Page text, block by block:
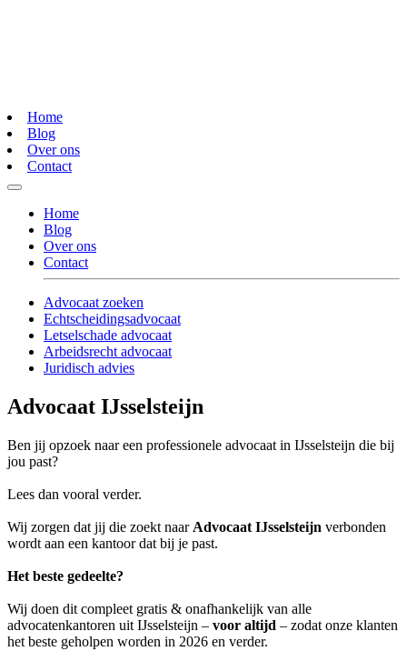
Home
Blog
Over ons
Contact
Home
Blog
Over ons
Contact
Advocaat zoeken
Echtscheidingsadvocaat
Letselschade advocaat
Arbeidsrecht advocaat
Juridisch advies
Advocaat IJsselsteijn
Ben jij opzoek naar een professionele advocaat in IJsselsteijn die bij
jou past?
Lees dan vooral verder.
Wij zorgen dat jij die zoekt naar Advocaat IJsselsteijn verbonden
wordt aan een kantoor dat bij je past.
Het beste gedeelte?
Wij doen dit compleet gratis & onafhankelijk van alle
advocatenkantoren uit IJsselsteijn – voor altijd – zodat onze klanten
het beste geholpen worden in 2026 en verder.